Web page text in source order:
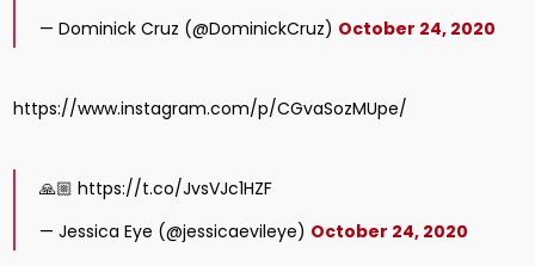
— Dominick Cruz (@DominickCruz) October 24, 2020
https://www.instagram.com/p/CGvaSozMUpe/
🙏🏼 https://t.co/JvsVJc1HZF
— Jessica Eye (@jessicaevileye) October 24, 2020